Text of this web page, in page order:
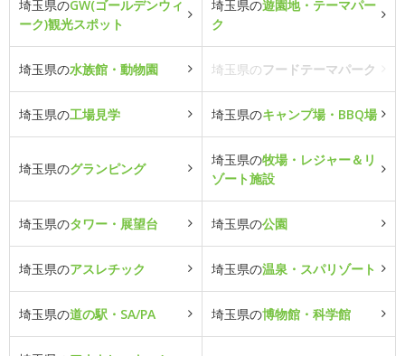
埼玉県のGW(ゴールデンウィ
ーク)観光スポット
埼玉県の遊園地・テーマパー
ク
埼玉県の水族館・動物園 埼玉県のフードテーマパーク
埼玉県の工場見学 埼玉県のキャンプ場・BBQ場
埼玉県のグランピング
埼玉県の牧場・レジャー＆リ
ゾート施設
埼玉県のタワー・展望台 埼玉県の公園
埼玉県のアスレチック 埼玉県の温泉・スパリゾート
埼玉県の道の駅・SA/PA 埼玉県の博物館・科学館